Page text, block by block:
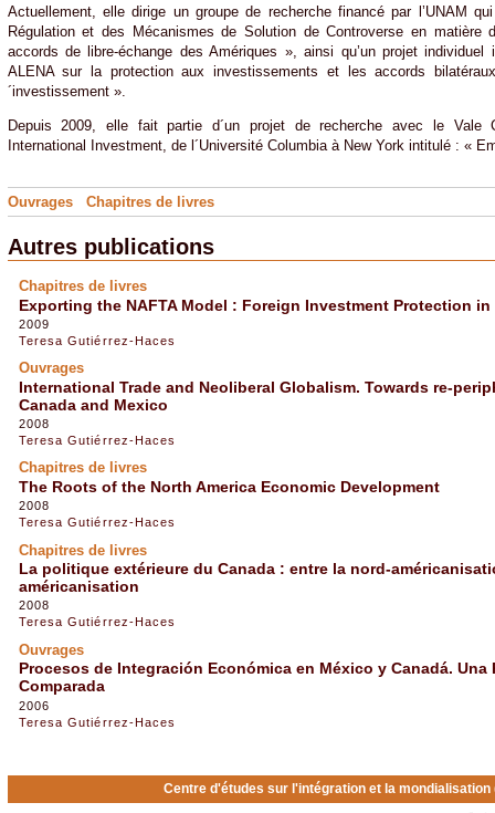
Actuellement, elle dirige un groupe de recherche financé par l’UNAM
Régulation et des Mécanismes de Solution de Controverse en matière
accords de libre-échange des Amériques », ainsi qu’un projet individuel
ALENA sur la protection aux investissements et les accords
´investissement ».
Depuis 2009, elle fait partie d´un projet de recherche avec le Vale
International Investment, de l´Université Columbia à New York intitulé : «
Ouvrages Chapitres de livres
Autres publications
Chapitres de livres
Exporting the NAFTA Model : Foreign Investment Protection in
2009
Teresa Gutiérrez-Haces
Ouvrages
International Trade and Neoliberal Globalism. Towards re-
Canada and Mexico
2008
Teresa Gutiérrez-Haces
Chapitres de livres
The Roots of the North America Economic Development
2008
Teresa Gutiérrez-Haces
Chapitres de livres
La politique extérieure du Canada : entre la nord-
américanisation
2008
Teresa Gutiérrez-Haces
Ouvrages
Procesos de Integración Económica en México y Canadá.
Comparada
2006
Teresa Gutiérrez-Haces
Centre d'études sur l'intégration et la mondialisation